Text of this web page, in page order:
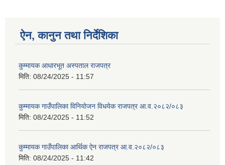
ऐन, कानुन तथा निर्देशिका
कुम्मायक आधारभूत अस्पताल राजपत्र
मिति: 08/24/2025 - 11:57
कुम्मायक गाउँपालिका विनियोजन विधयेक राजपत्र आ.व.२०८२/०८३
मिति: 08/24/2025 - 11:52
कुम्मायक गाउँपालिका आर्थिक ऐन राजपत्र आ.व.२०८२/०८३
मिति: 08/24/2025 - 11:42